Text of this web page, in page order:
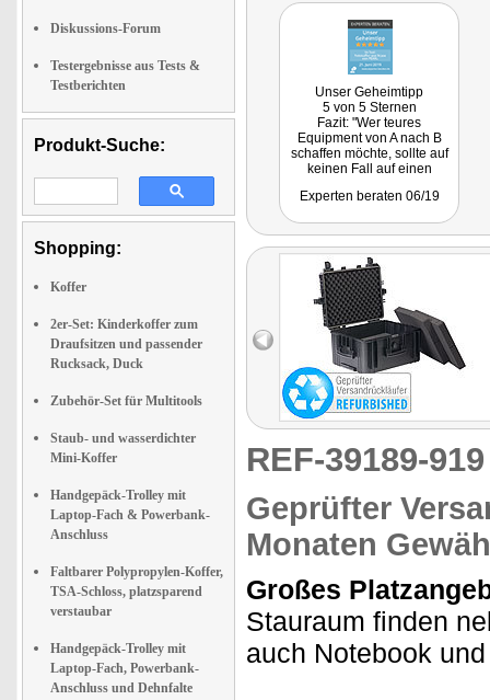
Diskussions-Forum
Testergebnisse aus Tests &
Testberichten
Produkt-Suche:
Shopping:
Koffer
2er-Set: Kinderkoffer zum
Draufsitzen und passender
Rucksack, Duck
Zubehör-Set für Multitools
Staub- und wasserdichter
Mini-Koffer
Handgepäck-Trolley mit
Laptop-Fach & Powerbank-
Anschluss
Faltbarer Polypropylen-Koffer,
TSA-Schloss, platzsparend
verstaubar
Handgepäck-Trolley mit
Laptop-Fach, Powerbank-
Anschluss und Dehnfalte
Unser Geheimtipp
5 von 5 Sternen
Fazit: "Wer teures
Equipment von A nach B
schaffen möchte, sollte auf
keinen Fall auf einen
Transportkoffer verzichten -
können, wenn man diese
nicht benötigt -
entsprechend erfüllen sie
gleich zwei Anforderungen.
Der Fotokoffervon Xcase
von PEARL ist ein sehr
stabiles, robustes und
elegantes Modell, auf das
absolut Verlass ist."
Experten beraten 06/19
REF-39189-
Geprüfter
Monaten
Großes
Stauraum finden
auch Notebook